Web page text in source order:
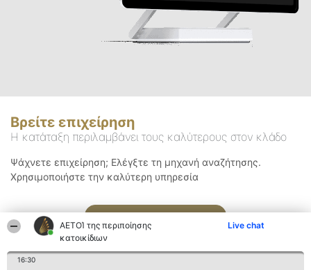
ΑΕΤΟΊ της περιποίησης
κατοικίδιων
Live chat
16:30
Βρείτε επιχείρηση
Η κατάταξη περιλαμβάνει τους καλύτερους στον κλάδο
Ψάχνετε επιχείρηση; Ελέγξτε τη μηχανή αναζήτησης.
Χρησιμοποιήστε την καλύτερη υπηρεσία
Αναζήτηση